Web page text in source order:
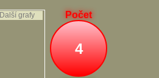
Další grafy Počet
4